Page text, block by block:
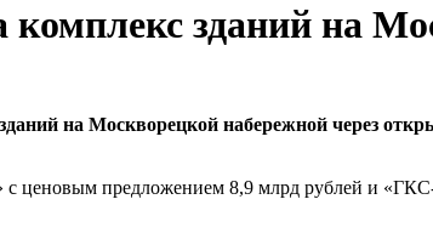
зданий на
на Москворецкой набережной через
ценовым предложением 8,9 млрд рублей и